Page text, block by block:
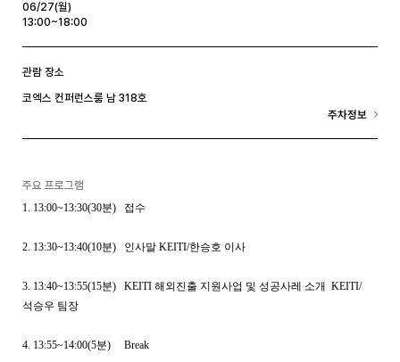
06/27(월)
13:00~18:00
관람 장소
코엑스 컨퍼런스룸 남 318호
주차정보
주요 프로그램
1. 13:00~13:30(30분) 접수
2. 13:30~13:40(10분) 인사말 KEITI/한승호 이사
3. 13:40~13:55(15분) KEITI 해외진출 지원사업 및 성공사레 소개 KEITI/
석승우 팀장
4. 13:55~14:00(5분) Break